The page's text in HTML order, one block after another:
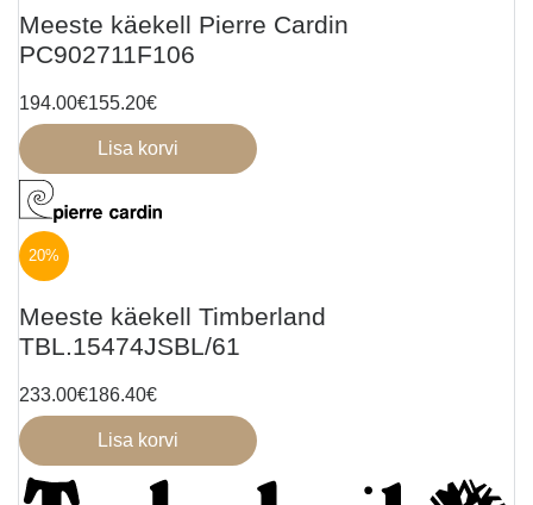
Meeste käekell Pierre Cardin
PC902711F106
194.00€155.20€
Lisa korvi
20%
Meeste käekell Timberland
TBL.15474JSBL/61
233.00€186.40€
Lisa korvi